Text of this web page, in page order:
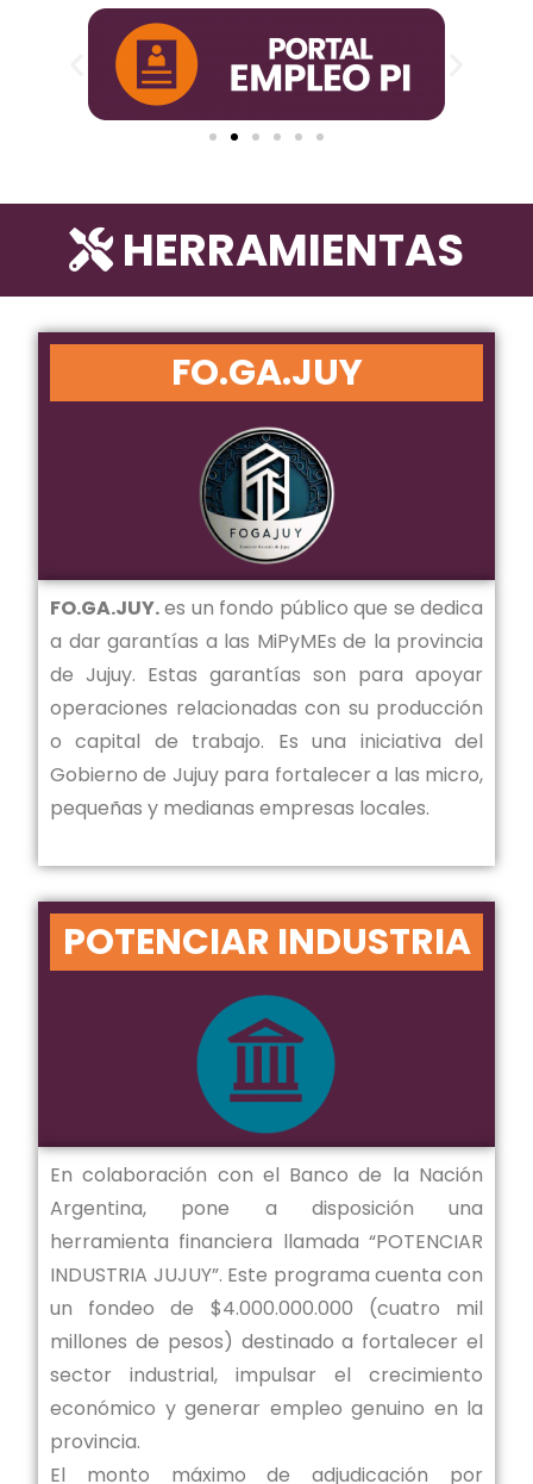
HERRAMIENTAS
FO.GA.JUY
FO.GA.JUY.es un fondo público que se dedica
a dar garantías a las MiPyMEs de la provincia
de Jujuy. Estas garantías son para apoyar
operaciones relacionadas con su producción
o capital de trabajo. Es una iniciativa del
Gobierno de Jujuy para fortalecer a las micro,
pequeñas y medianas empresas locales.
POTENCIAR INDUSTRIA
En colaboración con el Banco de la Nación
Argentina, pone a disposición una
herramienta financiera llamada “POTENCIAR
INDUSTRIA JUJUY”. Este programa cuenta con
un fondeo de $4.000.000.000 (cuatro mil
millones de pesos) destinado a fortalecer el
sector industrial, impulsar el crecimiento
económico y generar empleo genuino en la
provincia.
El monto máximo de adjudicación por